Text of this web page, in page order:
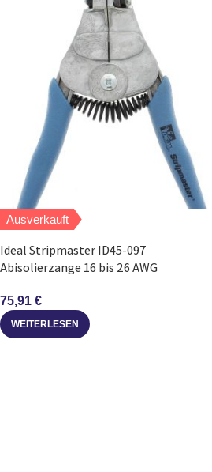
Ausverkauft
Ideal Stripmaster ID45-097
Abisolierzange 16 bis 26 AWG
75,91 €
WEITERLESEN